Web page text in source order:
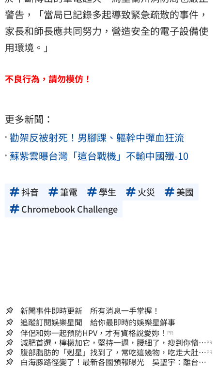
警告，「當局已記錄多起導致緊急疏散的事件，
家長和師長應共同努力，營造安全的電子設備使
用環境。」
不良行為，請勿模仿！
更多新聞：
勸架反被射死！男腳踝、軀幹中彈血狂流
蘇紫雲曝台灣「這台戰機」不輸中國殲-10
抖音 筆電 學生 火災
美國
Chromebook Challenge
新聞事件即時更新 所有消息一手掌握！
追蹤訂閱娛樂星聞 給你最即時的娛樂星鮮事
伴侶和妳一起預防HPV，才有資格說愛妳！ PR
減肥首選，檸檬加它，堅持一週，腰細了，瘦到你懷疑
人生
PR
腹部脂肪的「剋星」找到了，常吃這幾物，吃走大肚
囊，瘦出小蠻腰
PR
白海豚路徑變了！最新各國預報曝光 吳聖宇：離台灣